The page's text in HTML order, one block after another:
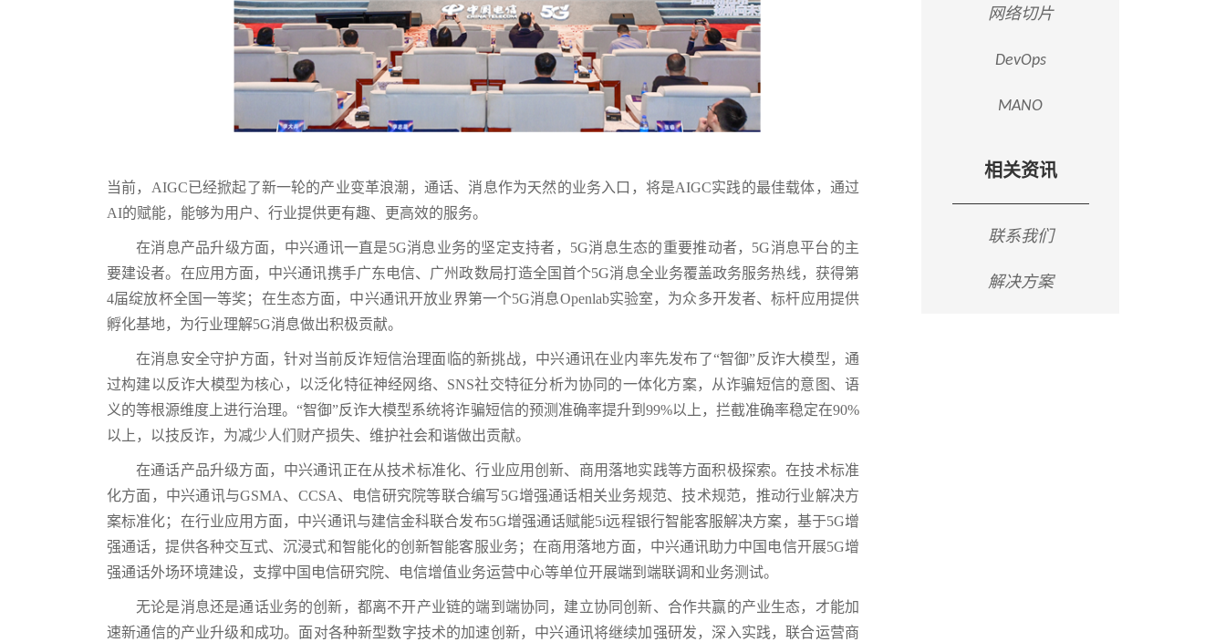
当前，AIGC已经掀起了新一轮的产业变革浪潮，通话、消息作为天然的业务入口，将是AIGC实践的最佳载体，通过
AI的赋能，能够为用户、行业提供更有趣、更高效的服务。
在消息产品升级方面，中兴通讯一直是5G消息业务的坚定支持者，5G消息生态的重要推动者，5G消息平台的主
要建设者。在应用方面，中兴通讯携手广东电信、广州政数局打造全国首个5G消息全业务覆盖政务服务热线，获得第
4届绽放杯全国一等奖；在生态方面，中兴通讯开放业界第一个5G消息Openlab实验室，为众多开发者、标杆应用提供
孵化基地，为行业理解5G消息做出积极贡献。
在消息安全守护方面，针对当前反诈短信治理面临的新挑战，中兴通讯在业内率先发布了“智御”反诈大模型，通
过构建以反诈大模型为核心，以泛化特征神经网络、SNS社交特征分析为协同的一体化方案，从诈骗短信的意图、语
义的等根源维度上进行治理。“智御”反诈大模型系统将诈骗短信的预测准确率提升到99%以上，拦截准确率稳定在90%
以上，以技反诈，为减少人们财产损失、维护社会和谐做出贡献。
在通话产品升级方面，中兴通讯正在从技术标准化、行业应用创新、商用落地实践等方面积极探索。在技术标准
化方面，中兴通讯与GSMA、CCSA、电信研究院等联合编写5G增强通话相关业务规范、技术规范，推动行业解决方
案标准化；在行业应用方面，中兴通讯与建信金科联合发布5G增强通话赋能5i远程银行智能客服解决方案，基于5G增
强通话，提供各种交互式、沉浸式和智能化的创新智能客服业务；在商用落地方面，中兴通讯助力中国电信开展5G增
强通话外场环境建设，支撑中国电信研究院、电信增值业务运营中心等单位开展端到端联调和业务测试。
无论是消息还是通话业务的创新，都离不开产业链的端到端协同，建立协同创新、合作共赢的产业生态，才能加
速新通信的产业升级和成功。面对各种新型数字技术的加速创新，中兴通讯将继续加强研发，深入实践，联合运营商
网络切片
DevOps
MANO
相关资讯
联系我们
解决方案